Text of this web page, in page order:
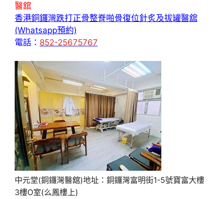
醫舘
香港銅鑼灣跌打正骨整脊啪骨復位針炙及拔罐醫舘
(Whatsapp預約)
電話： 852-25675767
中元堂(銅鑼灣醫舘)地址：銅鑼灣富明街1-5號寶富大樓
3樓O室(么鳳樓上)